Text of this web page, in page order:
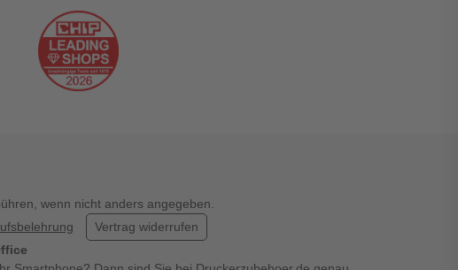
wenn nicht anders angegeben.
Vertrag widerrufen